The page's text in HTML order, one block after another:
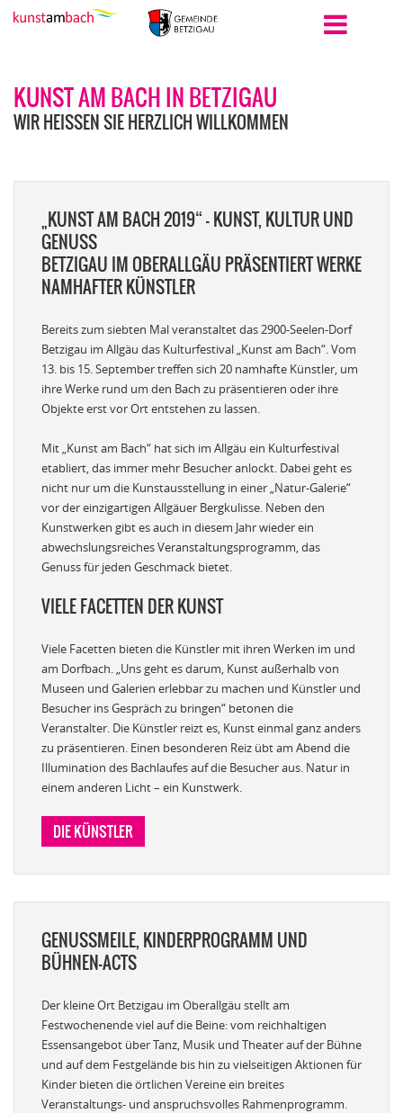
KUNST AM BACH IN BETZIGAU
WIR HEISSEN SIE HERZLICH WILLKOMMEN
„KUNST AM BACH 2019“ - KUNST, KULTUR UND
GENUSS
BETZIGAU IM OBERALLGÄU PRÄSENTIERT WERKE
NAMHAFTER KÜNSTLER
Bereits zum siebten Mal veranstaltet das 2900-Seelen-Dorf
Betzigau im Allgäu das Kulturfestival „Kunst am Bach“. Vom
13. bis 15. September treffen sich 20 namhafte Künstler, um
ihre Werke rund um den Bach zu präsentieren oder ihre
Objekte erst vor Ort entstehen zu lassen.
Mit „Kunst am Bach“ hat sich im Allgäu ein Kulturfestival
etabliert, das immer mehr Besucher anlockt. Dabei geht es
nicht nur um die Kunstausstellung in einer „Natur-Galerie“
vor der einzigartigen Allgäuer Bergkulisse. Neben den
Kunstwerken gibt es auch in diesem Jahr wieder ein
abwechslungsreiches Veranstaltungsprogramm, das
Genuss für jeden Geschmack bietet.
VIELE FACETTEN DER KUNST
Viele Facetten bieten die Künstler mit ihren Werken im und
am Dorfbach. „Uns geht es darum, Kunst außerhalb von
Museen und Galerien erlebbar zu machen und Künstler und
Besucher ins Gespräch zu bringen“ betonen die
Veranstalter. Die Künstler reizt es, Kunst einmal ganz anders
zu präsentieren. Einen besonderen Reiz übt am Abend die
Illumination des Bachlaufes auf die Besucher aus. Natur in
einem anderen Licht – ein Kunstwerk.
DIE KÜNSTLER
GENUSSMEILE, KINDERPROGRAMM UND
BÜHNEN-ACTS
Der kleine Ort Betzigau im Oberallgäu stellt am
Festwochenende viel auf die Beine: vom reichhaltigen
Essensangebot über Tanz, Musik und Theater auf der Bühne
und auf dem Festgelände bis hin zu vielseitigen Aktionen für
Kinder bieten die örtlichen Vereine ein breites
Veranstaltungs- und anspruchsvolles Rahmenprogramm.